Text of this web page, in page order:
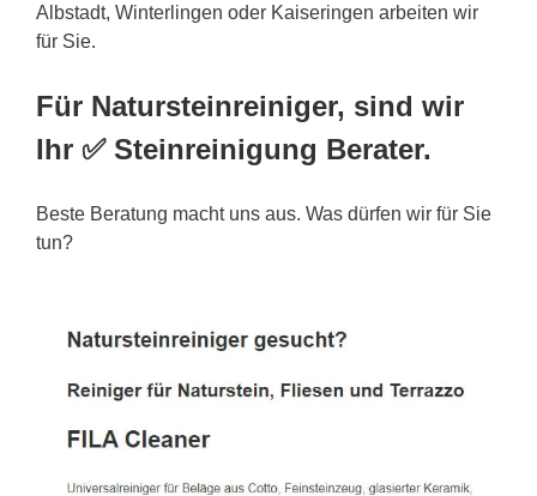
Albstadt, Winterlingen oder Kaiseringen arbeiten wir
für Sie.
Für Natursteinreiniger, sind wir
Ihr ✅ Steinreinigung Berater.
Beste Beratung macht uns aus. Was dürfen wir für Sie
tun?